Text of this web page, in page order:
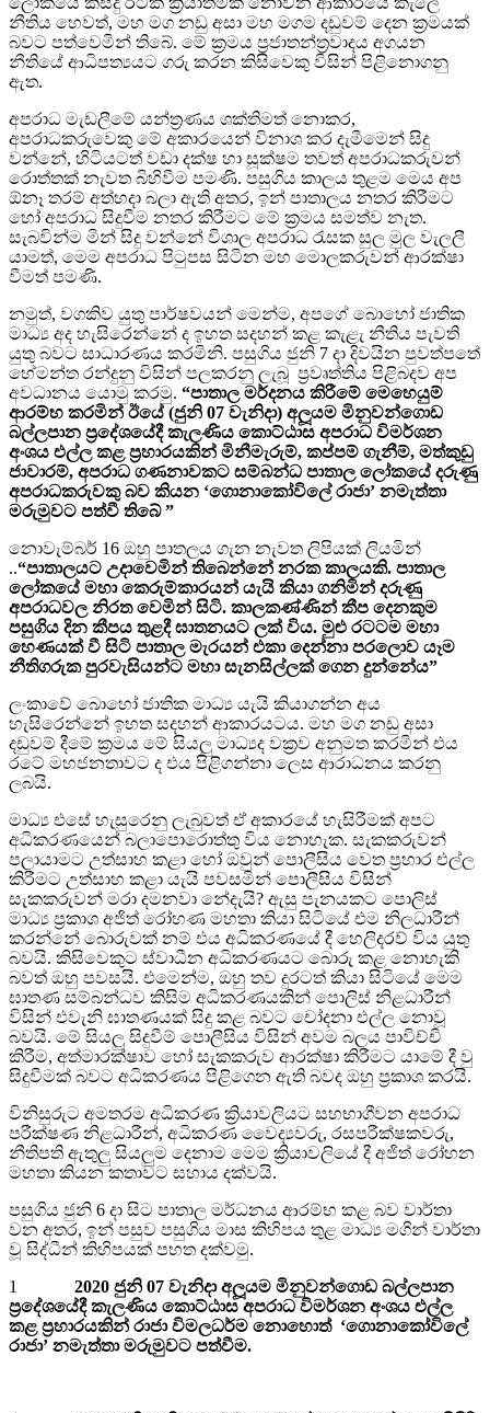
නීතිය හෙවත්, මහ මග නඩු අසා මහ මගම දඩුවම් දෙන ක්‍රමයක්
බවට පත්වෙමින් තිබේ. මේ ක්‍රමය ප්‍රජාතන්ත්‍රවාදය අගයන
නීතියේ ආධිපත්‍යයට ගරු කරන කිසිවෙකු විසින් පිළිනොගනු
ඇත.
අපරාධ මැඩලීමේ යන්ත්‍රණය ශක්තිමත් නොකර,
අපරාධකරුවෙකු මේ අකාරයෙන් විනාශ කර දැමීමෙන් සිදු
වන්නේ, හිටියටත් වඩා දක්ෂ හා සූක්ෂම තවත් අපරාධකරුවන්
රොත්තක් නැවත බිහිවීම පමණි. පසුගිය කාලය තුළම මෙය අප
ඕනෑ තරම් අත්හදා බලා ඇති අතර, ඉන් පාතාලය නතර කිරීමට
හෝ අපරාධ සිදුවීම නතර කිරීමට මේ ක්‍රමය සමත්ව නැත.
සැබවින්ම මින් සිදු වන්නේ විශාල අපරාධ රැසක සුල මුල වැලලී
යාමත්, මෙම අපරාධ පිටුපස සිටින මහ මොලකරුවන් ආරක්ෂා
වීමත් පමණි.
නමුත්, වගකිව යුතු පාර්ෂවයන් මෙන්ම, අපගේ බොහෝ ජාතික
මාධ්‍ය අද හැසිරෙන්නේ ද ඉහත සදහන් කළ කැළැ නීතිය පැවති
යුතු බවට සාධාරණය කරමිනි. පසුගිය ජුනි 7 දා දිවයින පුවත්පතේ
හේමන්ත රන්දුනු විසින් පලකරනු ලැබූ ප්‍රවෘත්තිය පිළිබදව අප
අවධානය යොමු කරමු. “පාතාල මර්දනය කිරීමේ මෙහෙයුම්
ආරම්භ කරමින් ඊයේ (ජුනි 07 වැනිදා) අලූයම මිනුවන්ගොඩ
බල්ලපාන ප‍්‍රදේශයේදී කැලණිය කොට්ඨාස අපරාධ විමර්ශන
අංශය එල්ල කළ ප‍්‍රහාරයකින් මිනීමැරුම්, කප්පම් ගැනීම්, මත්කුඩු
ජාවාරම්, අපරාධ ගණනාවකට සම්බන්ධ පාතාල ලෝකයේ දරුණු
අපරාධකරුවකු බව කියන ‘ගොනාකෝවිලේ රාජා’ නමැත්තා
මරුමුවට පත්වී තිබේ ”
නොවැම්බර් 16 ඔහු පාතලය ගැන නැවත ලිපියක් ලියමින්
..“පාතාලයට උදාවෙමින් තිබෙන්නේ නරක කාලයකි. පාතාල
ලෝකයේ මහා කෙරුම්කාරයන් යැයි කියා ගනිමින් දරුණු
අපරාධවල නිරත වෙමින් සිටි. කාලකණ්ණින් කීප දෙනකුම
පසුගිය දින කීපය තුළදී ඝාතනයට ලක් විය. මුළු රටටම මහා
හෙණයක් වී සිටි පාතාල මැරයන් එකා දෙන්නා පරලොව යෑම
නීතිගරුක පුරවැසියන්ට මහා සැනසිල්ලක් ගෙන දුන්නේය”
ලංකාවේ බොහෝ ජාතික මාධ්‍ය යැයි කියාගන්න අය
හැසිරෙන්නේ ඉහත සදහන් ආකාරයටය. මහ මග නඩු අසා
දඩුවම් දීමේ ක්‍රමය මේ සියලු මාධ්‍යද වක්‍රව අනුමත කරමින් එය
රටේ මහජනතාවට ද එය පිළිගන්නා ලෙස ආරාධනය කරනු
ලබයි.
මාධ්‍ය එසේ හැසුරෙනු ලැබුවත් ඒ අකාරයේ හැසිරීමක් අපට
අධිකරණයෙන් බලාපොරොත්තු විය නොහැක. සැකකරුවන්
පලායාමට උත්සාහ කළා හෝ ඔවුන් පොලීසිය වෙත ප්‍රහාර එල්ල
කිරීමට උත්සාහ කළා යැයි පවසමින් පොලීසිය විසින්
සැකකරුවන් මරා දමනවා නේදැයි? ඇසු පැනයකට පොලිස්
මාධ්‍ය ප්‍රකාශ අජිත් රෝහණ මහතා කියා සිටියේ එම නිලධාරීන්
කරන්නේ බොරුවක් නම් එය අධිකරණයේ දී හෙලිදරව් විය යුතු
බවයි. කිසිවෙකුට ස්වාධීන අධිකරණයට බොරු කළ නොහැකි
බවත් ඔහු පවසයි. එමෙන්ම, ඔහු තව දුරටත් කියා සිටියේ මෙම
ඝාතණ සම්බන්ධව කිසිම අධිකරණයකින් පොලිස් නිළධාරීන්
විසින් එවැනි ඝාතණයක් සිදු කළ බවට චෝදනා එල්ල නොවූ
බවයි. මේ සියලු සිදුවීම් පොලීසිය විසින් අවම බලය පාවිච්චි
කිරීම, අත්මාරක්ෂාව හෝ සැකකරුව ආරක්ෂා කිරීමට යාමේ දී වු
සිදුවීමක් බවට අධිකරණය පිළිගෙන ඇති බවද ඔහු ප්‍රකාශ කරයි.
විනිසුරුට අමතරම අධිකරණ ක්‍රියාවලියට සහභාගීවන අපරාධ
පරීක්ෂණ නිළධාරීන්, අධිකරණ වෛද්‍යවරු, රසපරීක්ෂකවරු,
නීතිපති ඇතුලු සියලුම දෙනාම මෙම ක්‍රියාවලියේ දී අජිත් රෝහන
මහතා කියන කතාවට සහාය දක්වයි.
පසුගිය ජුනි 6 දා සිට පාතාල මර්ධනය ආරම්භ කළ බව වාර්තා
වන අතර, ඉන් පසුව පසුගිය මාස කිහිපය තුළ මාධ්‍ය මගින් වාර්තා
වූ සිද්ධීන් කිහිපයක් පහත දක්වමු.
1
2020 ජුනි 07 වැනිදා අලූයම මිනුවන්ගොඩ බල්ලපාන
ප‍්‍රදේශයේදී කැලණිය කොට්ඨාස අපරාධ විමර්ශන අංශය එල්ල
කළ ප‍්‍රහාරයකින් රාජා විමලධර්ම නොහොත් ‘ගොනාකෝවිලේ
රාජා’ නමැත්තා මරුමුවට පත්වීම.